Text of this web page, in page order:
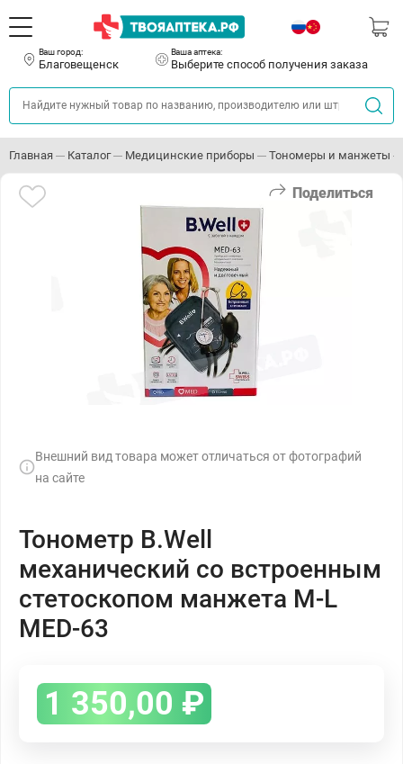
Ваш город:
Благовещенск
Ваша аптека:
Выберите способ получения заказа
Главная Каталог Медицинские приборы Тономеры и манжеты
Поделиться
Внешний вид товара может отличаться от фотографий
на сайте
Тонометр B.Well
механический со встроенным
стетоскопом манжета М-L
MЕD-63
1 350,00 ₽